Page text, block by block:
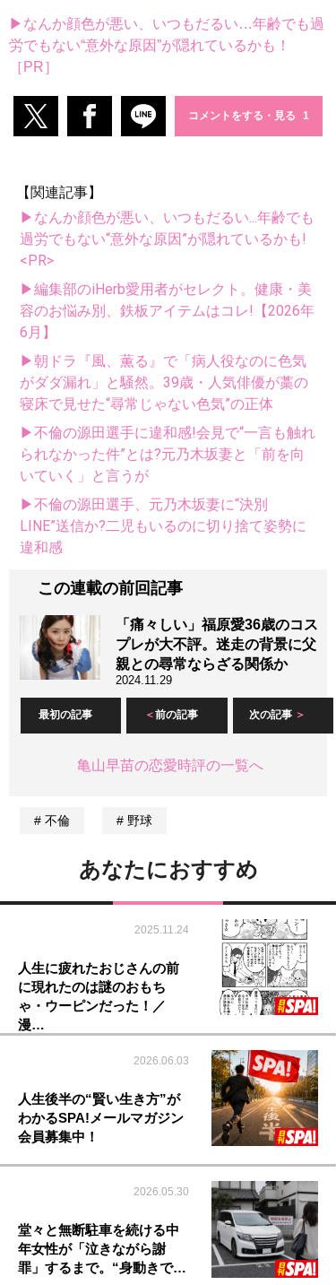
▶なんか顔色が悪い、いつもだるい…年齢でも過
労でもない“意外な原因”が隠れているかも！
［PR］
コメントをする・見る
【関連記事】
▶なんか顔色が悪い、いつもだるい...年齢でも
過労でもない“意外な原因”が隠れているかも!
<PR>
▶編集部のiHerb愛用者がセレクト。健康・美
容のお悩み別、鉄板アイテムはコレ!【2026年
6月】
▶朝ドラ『風、薫る』で「病人役なのに色気
がダダ漏れ」と騒然。39歳・人気俳優が藁の
寝床で見せた“尋常じゃない色気”の正体
▶不倫の源田選手に違和感!会見で“一言も触れ
られなかった件”とは?元乃木坂妻と「前を向
いていく」と言うが
▶不倫の源田選手、元乃木坂妻に“決別
LINE”送信か?二児もいるのに切り捨て姿勢に
違和感
この連載の前回記事
「痛々しい」福原愛36歳のコス
プレが大不評。迷走の背景に父
親との尋常ならざる関係か
2024.11.29
最初の記事 前の記事 次の記事
亀山早苗の恋愛時評の一覧へ
不倫 野球
あなたにおすすめ
2025.11.24
人生に疲れたおじさんの前
に現れたのは謎のおもち
ゃ・ウーピンだった！／
漫…
2026.06.03
人生後半の“賢い生き方”が
わかるSPA!メールマガジン
会員募集中！
2026.05.30
堂々と無断駐車を続ける中
年女性が「泣きながら謝
罪」するまで。“身動きで…